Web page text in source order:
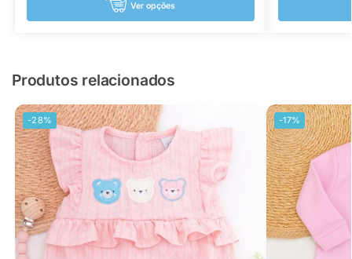
Ver opções
Produtos relacionados
-28% -17%